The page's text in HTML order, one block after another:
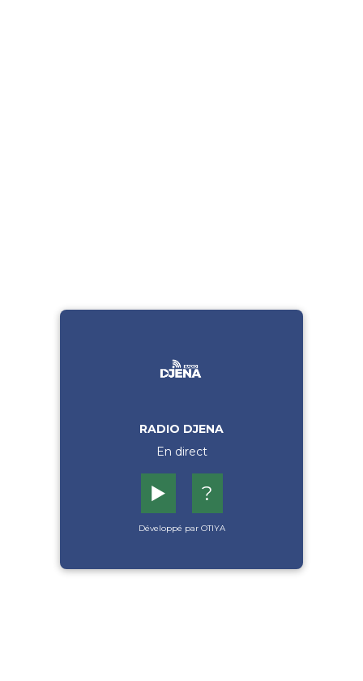
RADIO DJENA
En direct
▶️ ?
Développé par OTIYA